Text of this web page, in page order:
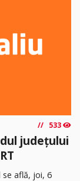
533
județului
află, joi, 6